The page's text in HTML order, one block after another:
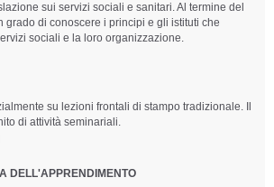
sui servizi sociali e sanitari. Al termine del
grado di conoscere i principi e gli istituti che
sociali e la loro organizzazione.
su lezioni frontali di stampo tradizionale. Il
di attività seminariali.
DELL'APPRENDIMENTO